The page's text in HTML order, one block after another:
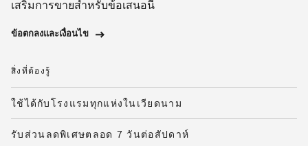
เสริมการขายสำหรับข้อเสนอนี้
ข้อตกลงและเงื่อนไข
สิ่งที่ต้องรู้
ใช้ได้กับโรงแรมทุกแห่งในเวียดนาม
รับส่วนลดพิเศษตลอด 7 วันต่อสัปดาห์